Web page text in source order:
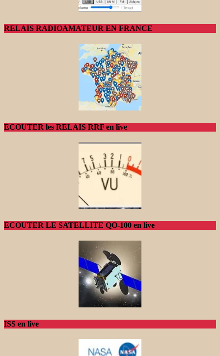
RELAIS RADIOAMATEUR EN FRANCE
ECOUTER les RELAIS RRF en live
ECOUTER LE SATELLITE QO-100 en live
ISS en live